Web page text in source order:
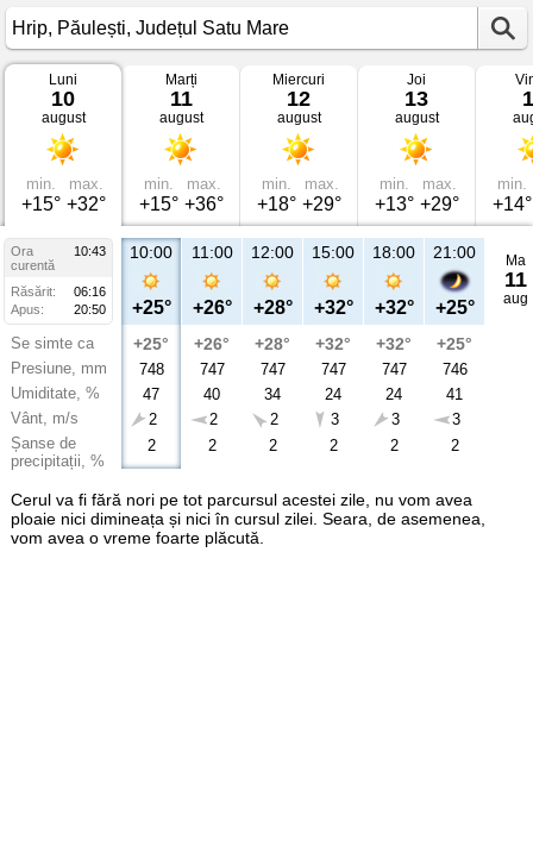
Vremea
Hrip
Păulești,
Județul
Mare
Luni
10
august
min.
+15°
max.
+32°
Marți
11
august
min.
+15°
max.
+36°
Miercuri
12
august
min.
+18°
max.
+29°
Joi
13
august
min.
+13°
max.
+29°
min.
+14°
Ora
10:43
curentă
Răsărit:
06:16
Apus:
20:50
Se simte ca
Presiune, mm
Umiditate, %
Vânt, m/s
Șanse de
precipitații, %
10:00
+25°
+25°
748
47
2
2
11:00
+26°
+26°
747
40
2
2
12:00
+28°
+28°
747
34
2
2
15:00
+32°
+32°
747
24
3
2
18:00
+32°
+32°
747
24
3
2
21:00
+25°
+25°
746
41
3
2
Ma
11
aug
Cerul va fi fără nori pe tot parcursul acestei zile, nu vom avea
ploaie nici dimineața și nici în cursul zilei. Seara, de asemenea,
vom avea o vreme foarte plăcută.